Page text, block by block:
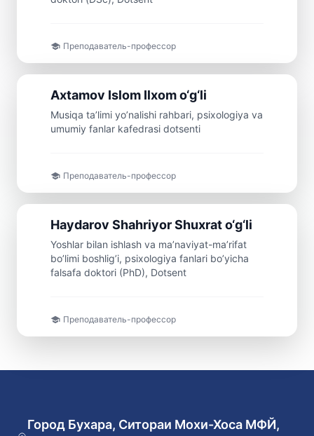
Преподаватель-профессор
Axtamov Islom Ilxom o‘g‘li
Musiqa ta’limi yo’nalishi rahbari, psixologiya va
umumiy fanlar kafedrasi dotsenti
Преподаватель-профессор
Доцент
Haydarov ShahriyorShuxrat o‘g‘li
Yoshlar bilan ishlash va ma’naviyat-ma’rifat
bo’limi boshlig’i, psixologiya fanlari bo’yicha
falsafa doktori (PhD), Dotsent
Преподаватель-профессор
Город Бухара, Ситораи Мохи-Хоса МФЙ,